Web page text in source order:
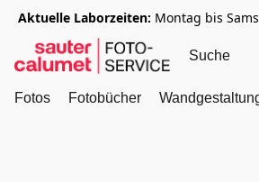
Aktuelle Laborzeiten: Montag bis
Fotos Fotobücher